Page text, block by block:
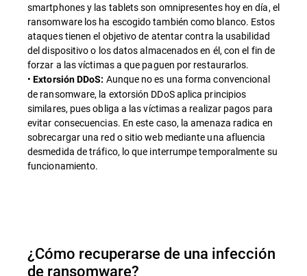
smartphones y las tablets son omnipresentes hoy en día, el
ransomware los ha escogido también como blanco. Estos
ataques tienen el objetivo de atentar contra la usabilidad
del dispositivo o los datos almacenados en él, con el fin de
forzar a las víctimas a que paguen por restaurarlos.
•Extorsión DDoS: Aunque no es una forma convencional
de ransomware, la extorsión DDoS aplica principios
similares, pues obliga a las víctimas a realizar pagos para
evitar consecuencias. En este caso, la amenaza radica en
sobrecargar una red o sitio web mediante una afluencia
desmedida de tráfico, lo que interrumpe temporalmente su
funcionamiento.
¿Cómo recuperarse de una infección
de ransomware?